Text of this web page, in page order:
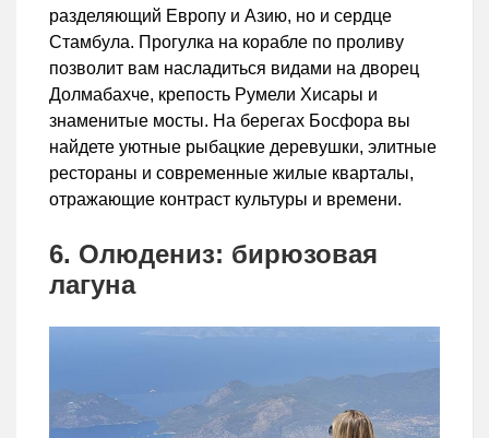
разделяющий Европу и Азию, но и сердце
Стамбула. Прогулка на корабле по проливу
позволит вам насладиться видами на дворец
Долмабахче, крепость Румели Хисары и
знаменитые мосты. На берегах Босфора вы
найдете уютные рыбацкие деревушки, элитные
рестораны и современные жилые кварталы,
отражающие контраст культуры и времени.
6. Олюдениз: бирюзовая
лагуна